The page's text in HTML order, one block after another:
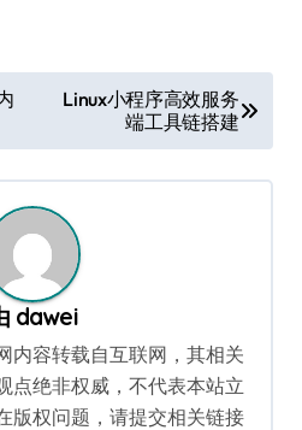
Linux小程序高效服务
端工具链搭建
dawei
内容转载自互联网，其相关
点绝非权威，不代表本站立
版权问题，请提交相关链接